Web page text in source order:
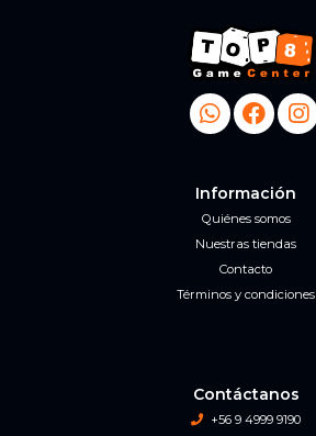
Información
Quiénes somos
Nuestras tiendas
Contacto
Términos y condiciones
Contáctanos
+56 9 4999 9190